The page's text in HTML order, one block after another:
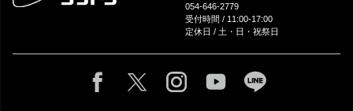
054-646-2779
受付時間 / 11:00-17:00
定休日 / 土・日・祝祭日